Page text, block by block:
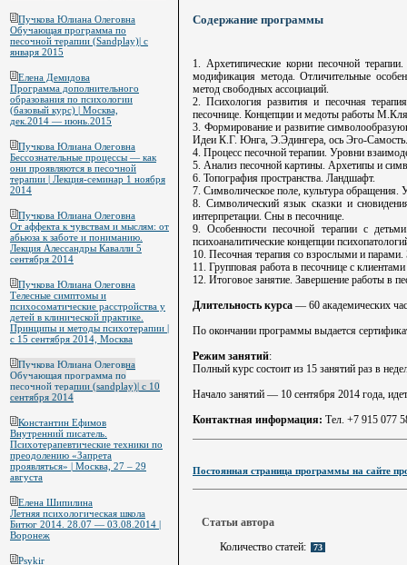
Содержание программы
1. Архетипические корни песочной
модификация метода. Отличительные
метод свободных ассоциаций.
2. Психология развития и песочная
песочнице. Концепции и медоты работы
3. Формирование и развитие
Идеи К.Г. Юнга, Э.Эдингера, ось Эго-Самость.
4. Процесс песочной терапии. Уровни
5. Анализ песочной картины. Архетипы и
6. Топография пространства. Ландшафт.
7. Символическое поле, культура обращения.
8. Символический язык сказки и
интерпретации. Сны в песочнице.
9. Особенности песочной терапии с
психоаналитические концепции
10. Песочная терапия со взрослыми и
11. Групповая работа в песочнице с
12. Итоговое занятие. Завершение работы в
Длительность курса — 60 академических
По окончании программы выдается
Режим занятий:
Полный курс состоит из 15 занятий раз в
Начало занятий — 10 сентября 2014 года,
Контактная информация: Тел. +7 915 077
Постоянная страница программы на сайте
Статьи автора
Количество статей:
73
Пучкова Юлиана Олеговна
Обучающая программа по
песочной терапии (Sandplay)| с
января 2015
Елена Демидова
Программа дополнительного
образования по психологии
(базовый курс) | Москва,
дек.2014 — июнь.2015
Пучкова Юлиана Олеговна
Бессознательные процессы — как
они проявляются в песочной
терапии | Лекция-семинар 1 ноября
2014
Пучкова Юлиана Олеговна
От аффекта к чувствам и мыслям: от
абьюза к заботе и пониманию.
Лекция Алессандры Кавалли 5
сентября 2014
Пучкова Юлиана Олеговна
Телесные симптомы и
психосоматические расстройства у
детей в клинической практике.
Принципы и методы психотерапии |
с 15 сентября 2014, Москва
Пучкова Юлиана Олеговна
Обучающая программа по
песочной терапии (sandplay)| с 10
сентября 2014
Константин Ефимов
Внутренний писатель.
Психотерапевтические техники по
преодолению «Запрета
проявляться» | Москва, 27 – 29
августа
Елена Шипилина
Летняя психологическая школа
Битюг 2014. 28.07 — 03.08.2014 |
Воронеж
Psykir